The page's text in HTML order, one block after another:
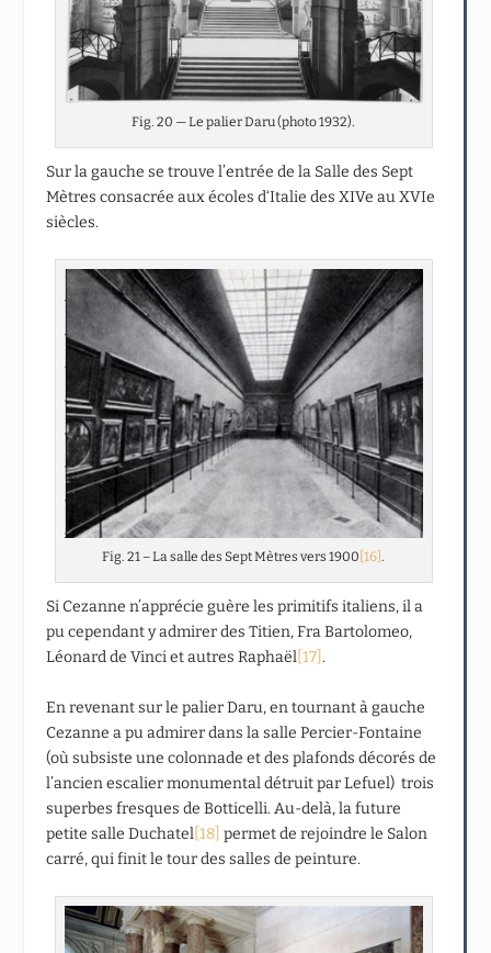
Fig. 20 — Le palier Daru (photo 1932).
Sur la gauche se trouve l’entrée de la Salle des Sept
Mètres consacrée aux écoles d‘Italie des XIVe au XVIe
siècles.
Fig. 21 – La salle des Sept Mètres vers 1900 [16].
Si Cezanne n’apprécie guère les primitifs italiens, il a
pu cependant y admirer des Titien, Fra Bartolomeo,
Léonard de Vinci et autres Raphaël [17].
En revenant sur le palier Daru, en tournant à gauche
Cezanne a pu admirer dans la salle Percier-Fontaine
(où subsiste une colonnade et des plafonds décorés de
l’ancien escalier monumental détruit par Lefuel) trois
superbes fresques de Botticelli. Au-delà, la future
petite salle Duchatel [18] permet de rejoindre le Salon
carré, qui finit le tour des salles de peinture.